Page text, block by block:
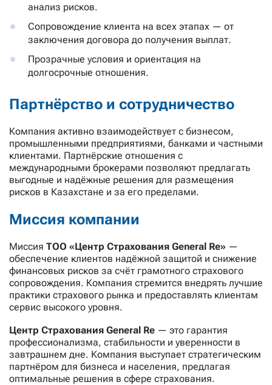
анализ рисков.
Сопровождение клиента на всех этапах — от
заключения договора до получения выплат.
Прозрачные условия и ориентация на
долгосрочные отношения.
Партнёрство и сотрудничество
Компания активно взаимодействует с бизнесом,
промышленными предприятиями, банками и частными
клиентами. Партнёрские отношения с
международными брокерами позволяют предлагать
выгодные и надёжные решения для размещения
рисков в Казахстане и за его пределами.
Миссия компании
Миссия ТОО «Центр Страхования General Re» —
обеспечение клиентов надёжной защитой и снижение
финансовых рисков за счёт грамотного страхового
сопровождения. Компания стремится внедрять лучшие
практики страхового рынка и предоставлять клиентам
сервис высокого уровня.
Центр Страхования General Re — это гарантия
профессионализма, стабильности и уверенности в
завтрашнем дне. Компания выступает стратегическим
партнёром для бизнеса и населения, предлагая
оптимальные решения в сфере страхования.